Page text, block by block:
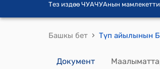
Тез издөө ЧУАЧУАнын
Башкы бет ›
Документ